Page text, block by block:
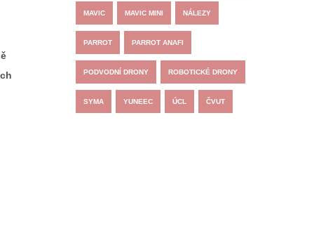
MAVIC MAVIC MINI NÁLEZY
PARROT PARROT ANAFI
PODVODNÍ DRONY ROBOTICKÉ DRONY
SYMA YUNEEC ÚCL ČVUT